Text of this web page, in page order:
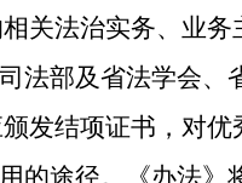
关法治实务、业
法部及省法学会
发结项证书，对
的途径。《办法